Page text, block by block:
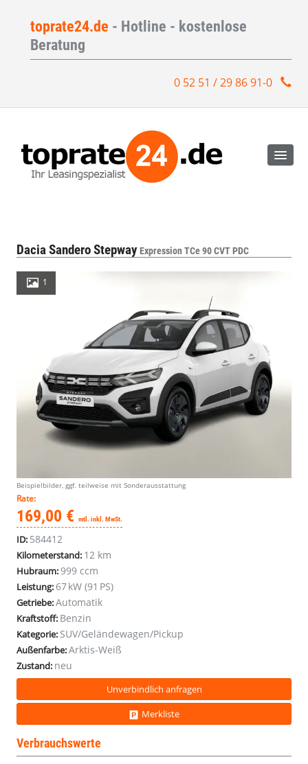
toprate24.de - Hotline - kostenlose
Beratung
0 52 51 / 29 86 91-0
Dacia Sandero StepwayExpression TCe 90 CVT PDC
1
Beispielbilder, ggf. teilweise mit Sonderausstattung
Rate:
169,00 € mtl. inkl. MwSt.
ID: 584412
Kilometerstand: 12 km
Hubraum:999 ccm
Leistung:67 kW (91 PS)
Getriebe:Automatik
Kraftstoff: Benzin
Kategorie: SUV/Geländewagen/Pickup
Außenfarbe:Arktis-Weiß
Zustand: neu
Unverbindlich anfragen
Merkliste
Verbrauchswerte